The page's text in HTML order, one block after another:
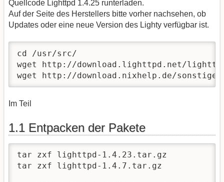
Quellcode Lighttpd 1.4.25 runterladen.
Auf der Seite des Herstellers bitte vorher nachsehen, ob
Updates oder eine neue Version des Lighty verfügbar ist.
cd /usr/src/
wget http://download.lighttpd.net/
wget http://download.nixhelp.de/
Im Teil
1.1 Entpacken der Pakete
tar zxf lighttpd-1.4.23.tar.gz
tar zxf lighttpd-1.4.7.tar.gz